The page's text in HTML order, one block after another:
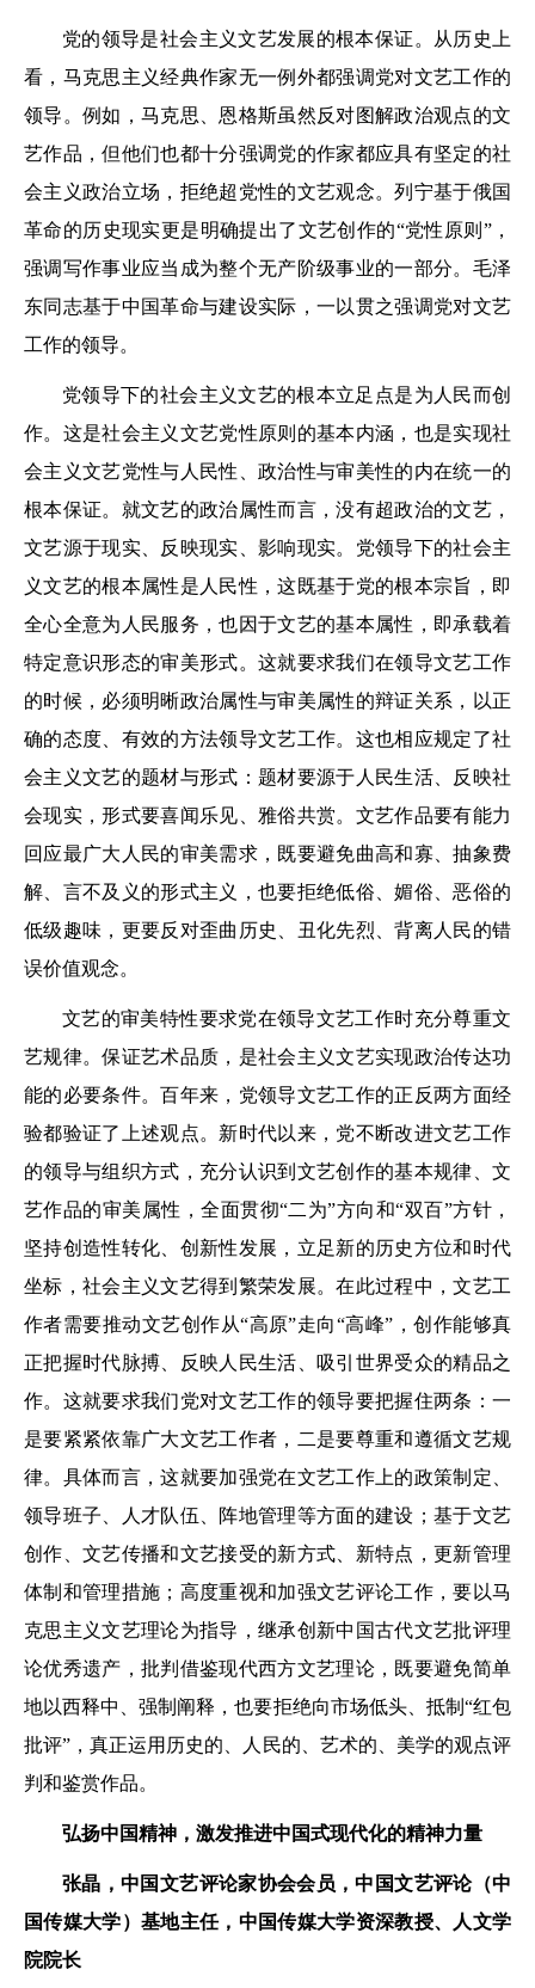
党的领导是社会主义文艺发展的根本保证。从历史上
看，马克思主义经典作家无一例外都强调党对文艺工作的
领导。例如，马克思、恩格斯虽然反对图解政治观点的文
艺作品，但他们也都十分强调党的作家都应具有坚定的社
会主义政治立场，拒绝超党性的文艺观念。列宁基于俄国
革命的历史现实更是明确提出了文艺创作的“党性原则”，
强调写作事业应当成为整个无产阶级事业的一部分。毛泽
东同志基于中国革命与建设实际，一以贯之强调党对文艺
工作的领导。
党领导下的社会主义文艺的根本立足点是为人民而创
作。这是社会主义文艺党性原则的基本内涵，也是实现社
会主义文艺党性与人民性、政治性与审美性的内在统一的
根本保证。就文艺的政治属性而言，没有超政治的文艺，
文艺源于现实、反映现实、影响现实。党领导下的社会主
义文艺的根本属性是人民性，这既基于党的根本宗旨，即
全心全意为人民服务，也因于文艺的基本属性，即承载着
特定意识形态的审美形式。这就要求我们在领导文艺工作
的时候，必须明晰政治属性与审美属性的辩证关系，以正
确的态度、有效的方法领导文艺工作。这也相应规定了社
会主义文艺的题材与形式：题材要源于人民生活、反映社
会现实，形式要喜闻乐见、雅俗共赏。文艺作品要有能力
回应最广大人民的审美需求，既要避免曲高和寡、抽象费
解、言不及义的形式主义，也要拒绝低俗、媚俗、恶俗的
低级趣味，更要反对歪曲历史、丑化先烈、背离人民的错
误价值观念。
文艺的审美特性要求党在领导文艺工作时充分尊重文
艺规律。保证艺术品质，是社会主义文艺实现政治传达功
能的必要条件。百年来，党领导文艺工作的正反两方面经
验都验证了上述观点。新时代以来，党不断改进文艺工作
的领导与组织方式，充分认识到文艺创作的基本规律、文
艺作品的审美属性，全面贯彻“二为”方向和“双百”方针，
坚持创造性转化、创新性发展，立足新的历史方位和时代
坐标，社会主义文艺得到繁荣发展。在此过程中，文艺工
作者需要推动文艺创作从“高原”走向“高峰”，创作能够真
正把握时代脉搏、反映人民生活、吸引世界受众的精品之
作。这就要求我们党对文艺工作的领导要把握住两条：一
是要紧紧依靠广大文艺工作者，二是要尊重和遵循文艺规
律。具体而言，这就要加强党在文艺工作上的政策制定、
领导班子、人才队伍、阵地管理等方面的建设；基于文艺
创作、文艺传播和文艺接受的新方式、新特点，更新管理
体制和管理措施；高度重视和加强文艺评论工作，要以马
克思主义文艺理论为指导，继承创新中国古代文艺批评理
论优秀遗产，批判借鉴现代西方文艺理论，既要避免简单
地以西释中、强制阐释，也要拒绝向市场低头、抵制“红包
批评”，真正运用历史的、人民的、艺术的、美学的观点评
判和鉴赏作品。
弘扬中国精神，激发推进中国式现代化的精神力量
张晶，中国文艺评论家协会会员，中国文艺评论（中
国传媒大学）基地主任，中国传媒大学资深教授、人文学
院院长